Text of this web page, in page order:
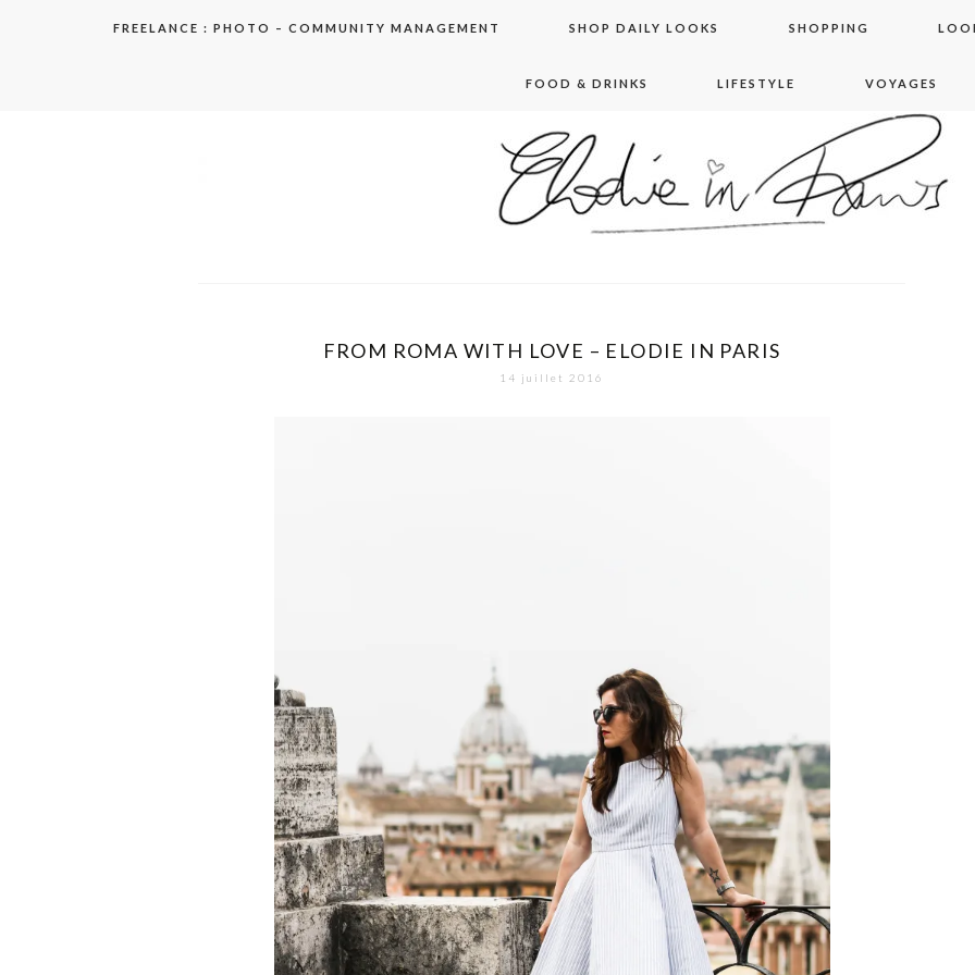
FREELANCE : PHOTO – COMMUNITY MANAGEMENT SHOP DAILY LOOKS SHOPPING
FOOD & DRINKS LIFESTYLE VOYAGES
elodie in paris
FROM ROMA WITH LOVE – ELODIE IN PARIS
14 juillet 2016